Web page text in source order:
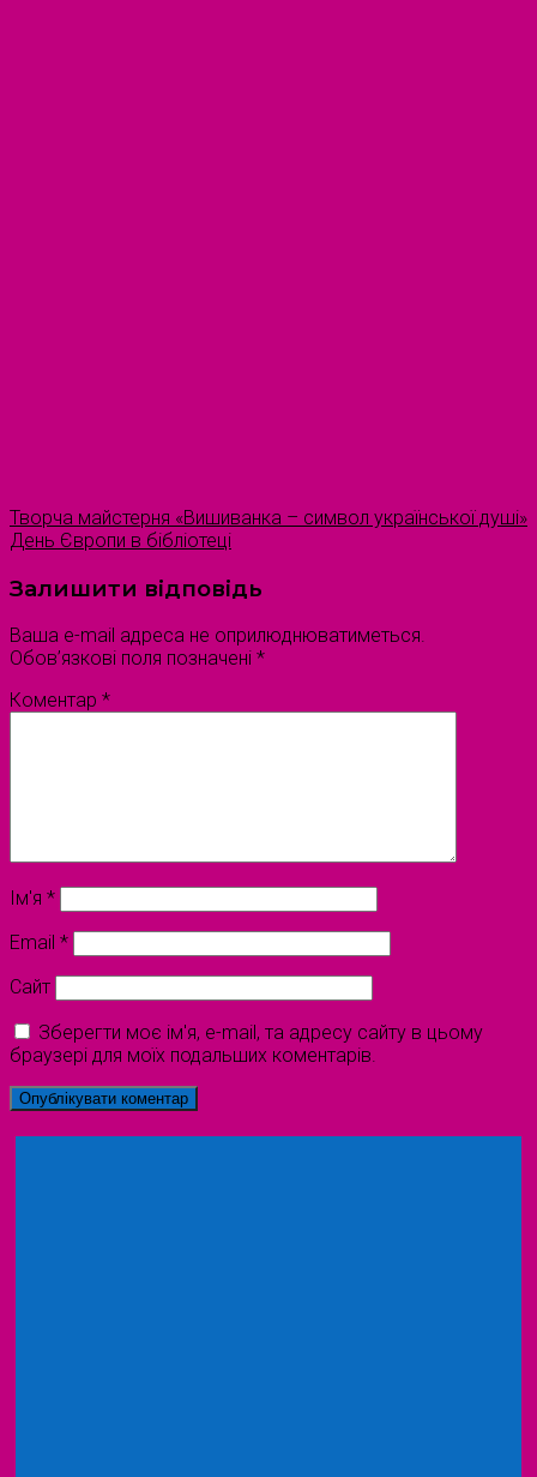
Творча майстерня «Вишиванка – символ української душі»
День Європи в бібліотеці
Залишити відповідь
Ваша e-mail адреса не оприлюднюватиметься.
Обов’язкові поля позначені *
Коментар *
Ім'я *
Email *
Сайт
Зберегти моє ім'я, e-mail, та адресу сайту в цьому
браузері для моїх подальших коментарів.